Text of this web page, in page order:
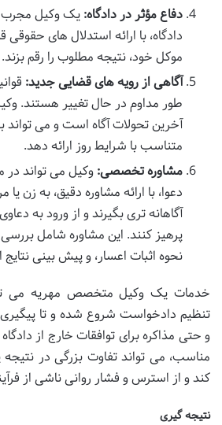
دفاع مؤثر در دادگاه: یک وکیل مجرب
دادگاه، با ارائه استدلال های
موکل خود، نتیجه مطلوب را رقم بزند.
آگاهی از رویه های قضایی جدید:
طور مداوم در حال تغییر هستند.
آخرین تحولات آگاه است و می تواند
متناسب با شرایط روز ارائه دهد.
مشاوره تخصصی: وکیل می تواند
دعوا، با ارائه مشاوره دقیق، به زن
آگاهانه تری بگیرند و از ورود به
پرهیز کنند. این مشاوره شامل
نحوه اثبات اعسار، و پیش بینی
خدمات یک وکیل متخصص مهریه می
تنظیم دادخواست شروع شده و تا پیگیری
و حتی مذاکره برای توافقات خارج از
مناسب، می تواند تفاوت بزرگی در نتیجه
کند و از استرس و فشار روانی ناشی از
نتیجه گیری